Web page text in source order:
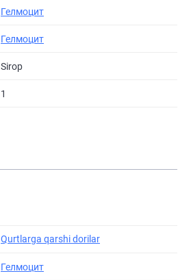
Гелмоцит
Гелмоцит
Sirop
1
Qurtlarga qarshi dorilar
Гелмоцит